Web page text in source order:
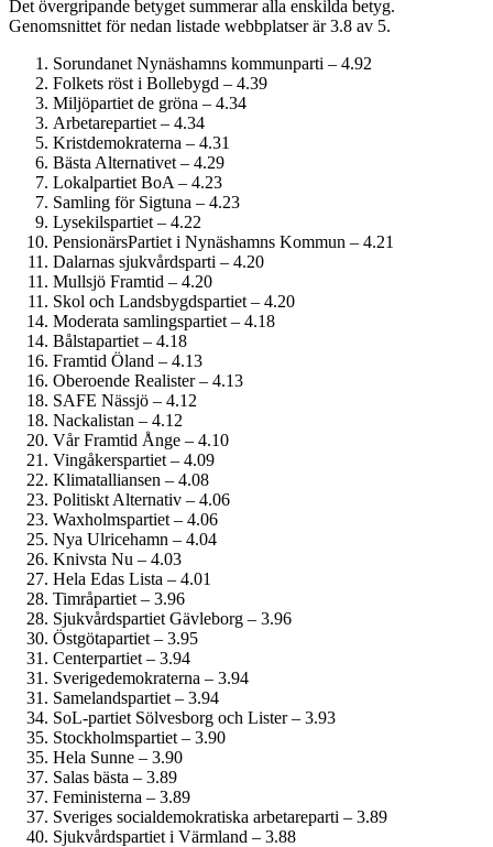
Det övergripande betyget summerar alla enskilda betyg.
Genomsnittet för nedan listade webbplatser är 3.8 av 5.
Sorundanet Nynäshamns kommunparti – 4.92
Folkets röst i Bollebygd – 4.39
Miljöpartiet de gröna – 4.34
Arbetarepartiet – 4.34
Kristdemokraterna – 4.31
Bästa Alternativet – 4.29
Lokalpartiet BoA – 4.23
Samling för Sigtuna – 4.23
Lysekilspartiet – 4.22
PensionärsPartiet i Nynäshamns Kommun – 4.21
Dalarnas sjukvårdsparti – 4.20
Mullsjö Framtid – 4.20
Skol och Landsbygdspartiet – 4.20
Moderata samlingspartiet – 4.18
Bålstapartiet – 4.18
Framtid Öland – 4.13
Oberoende Realister – 4.13
SAFE Nässjö – 4.12
Nackalistan – 4.12
Vår Framtid Ånge – 4.10
Vingåkerspartiet – 4.09
Klimatalliansen – 4.08
Politiskt Alternativ – 4.06
Waxholmspartiet – 4.06
Nya Ulricehamn – 4.04
Knivsta Nu – 4.03
Hela Edas Lista – 4.01
Timråpartiet – 3.96
Sjukvårds­partiet Gävleborg – 3.96
Östgötapartiet – 3.95
Centerpartiet – 3.94
Sverige­demokraterna – 3.94
Samelandspartiet – 3.94
SoL-partiet Sölvesborg och Lister – 3.93
Stockholmspartiet – 3.90
Hela Sunne – 3.90
Salas bästa – 3.89
Feministerna – 3.89
Sveriges social­demokratiska arbetareparti – 3.89
Sjukvårdspartiet i Värmland – 3.88